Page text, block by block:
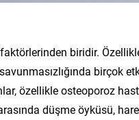
biridir.
birçok
özellikle osteoporoz
düşme öyküsü,